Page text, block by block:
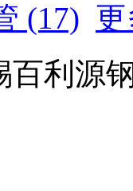
(17)
百利源